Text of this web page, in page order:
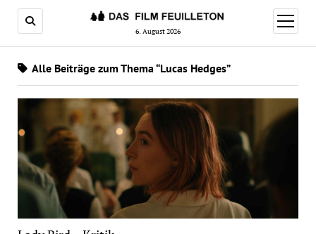
6. August 2026
Menü
öffnen
Alle Beiträge zum Thema “Lucas Hedges”